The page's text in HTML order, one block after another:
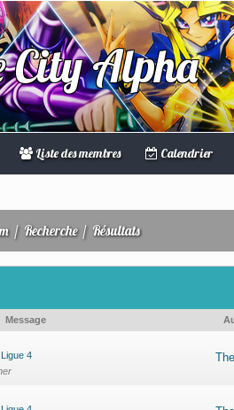
Alpha
Liste des membres Calendrier
/ Recherche / Résultats
Message
4